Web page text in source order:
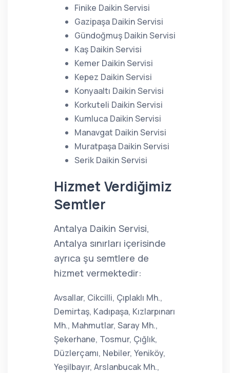
Finike Daikin Servisi
Gazipaşa Daikin Servisi
Gündoğmuş Daikin Servisi
Kaş Daikin Servisi
Kemer Daikin Servisi
Kepez Daikin Servisi
Konyaaltı Daikin Servisi
Korkuteli Daikin Servisi
Kumluca Daikin Servisi
Manavgat Daikin Servisi
Muratpaşa Daikin Servisi
Serik Daikin Servisi
Hizmet Verdiğimiz
Semtler
Antalya Daikin Servisi,
Antalya sınırları içerisinde
ayrıca şu semtlere de
hizmet vermektedir:
Avsallar, Cikcilli, Çıplaklı Mh.,
Demirtaş, Kadıpaşa, Kızlarpınarı
Mh., Mahmutlar, Saray Mh.,
Şekerhane, Tosmur, Çığlık,
Düzlerçamı, Nebiler, Yeniköy,
Yeşilbayır, Arslanbucak Mh.,